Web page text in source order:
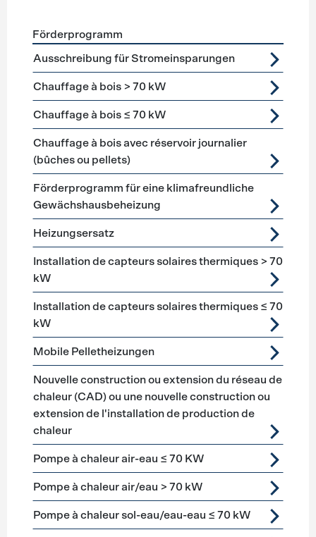
Förderprogramme Wärmeerzeugung
Förderprogramm
Ausschreibung für Stromeinsparungen
Chauffage à bois > 70 kW
Chauffage à bois ≤ 70 kW
Chauffage à bois avec réservoir journalier
(bûches ou pellets)
Förderprogramm für eine klimafreundliche
Gewächshausbeheizung
Heizungsersatz
Installation de capteurs solaires thermiques > 70
kW
Installation de capteurs solaires thermiques ≤ 70
kW
Mobile Pelletheizungen
Nouvelle construction ou extension du réseau de
chaleur (CAD) ou une nouvelle construction ou
extension de l'installation de production de
chaleur
Pompe à chaleur air-eau ≤ 70 KW
Pompe à chaleur air/eau > 70 kW
Pompe à chaleur sol-eau/eau-eau ≤ 70 kW